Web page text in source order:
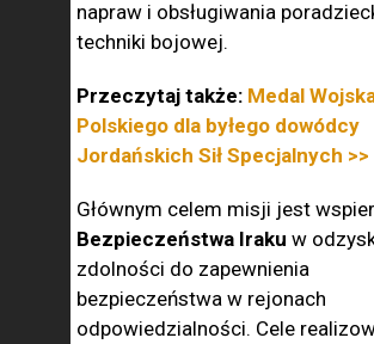
napraw i obsługiwania
techniki bojowej.
Przeczytaj także: Medal
Polskiego dla byłego dowódcy
Jordańskich Sił Specjalnych >>
Głównym celem misji jest
Bezpieczeństwa Iraku w
zdolności do zapewnienia
bezpieczeństwa w rejonach
odpowiedzialności. Cele